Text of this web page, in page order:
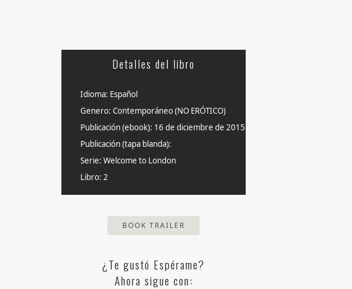
Detalles del libro
Idioma: Español
Genero: Contemporáneo (NO ERÓTICO)
Publicación (ebook): 16 de diciembre de 2015
Publicación (tapa blanda):
Serie: Welcome to London
Libro: 2
BOOK TRAILER
¿Te gustó Espérame?
Ahora sigue con: